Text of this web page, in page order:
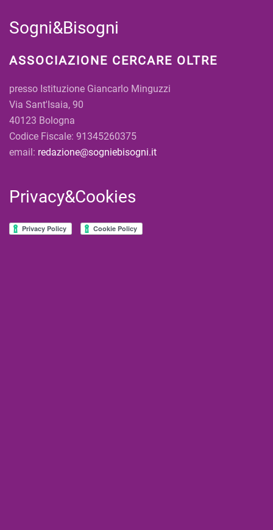
Sogni&Bisogni
ASSOCIAZIONE CERCARE OLTRE
presso Istituzione Giancarlo Minguzzi
Via Sant'Isaia, 90
40123 Bologna
Codice Fiscale: 91345260375
email: redazione@sogniebisogni.it
Privacy&Cookies